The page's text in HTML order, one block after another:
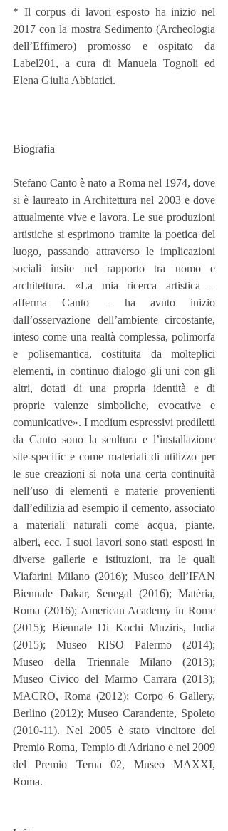
* Il corpus di lavori esposto ha inizio nel
2017 con la mostra Sedimento (Archeologia
dell’Effimero) promosso e ospitato da
Label201, a cura di Manuela Tognoli ed
Elena Giulia Abbiatici.
Biografia
Stefano Canto è nato a Roma nel 1974, dove
si è laureato in Architettura nel 2003 e dove
attualmente vive e lavora. Le sue produzioni
artistiche si esprimono tramite la poetica del
luogo, passando attraverso le implicazioni
sociali insite nel rapporto tra uomo e
architettura. «La mia ricerca artistica –
afferma Canto – ha avuto inizio
dall’osservazione dell’ambiente circostante,
inteso come una realtà complessa, polimorfa
e polisemantica, costituita da molteplici
elementi, in continuo dialogo gli uni con gli
altri, dotati di una propria identità e di
proprie valenze simboliche, evocative e
comunicative». I medium espressivi prediletti
da Canto sono la scultura e l’installazione
site-specific e come materiali di utilizzo per
le sue creazioni si nota una certa continuità
nell’uso di elementi e materie provenienti
dall’edilizia ad esempio il cemento, associato
a materiali naturali come acqua, piante,
alberi, ecc. I suoi lavori sono stati esposti in
diverse gallerie e istituzioni, tra le quali
Viafarini Milano (2016); Museo dell’IFAN
Biennale Dakar, Senegal (2016); Matèria,
Roma (2016); American Academy in Rome
(2015); Biennale Di Kochi Muziris, India
(2015); Museo RISO Palermo (2014);
Museo della Triennale Milano (2013);
Museo Civico del Marmo Carrara (2013);
MACRO, Roma (2012); Corpo 6 Gallery,
Berlino (2012); Museo Carandente, Spoleto
(2010-11). Nel 2005 è stato vincitore del
Premio Roma, Tempio di Adriano e nel 2009
del Premio Terna 02, Museo MAXXI,
Roma.